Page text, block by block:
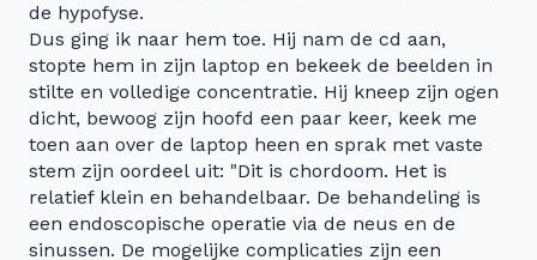
de hypofyse.
Dus ging ik naar hem toe. Hij nam de cd aan,
stopte hem in zijn laptop en bekeek de beelden in
stilte en volledige concentratie. Hij kneep zijn ogen
dicht, bewoog zijn hoofd een paar keer, keek me
toen aan over de laptop heen en sprak met vaste
stem zijn oordeel uit: "Dit is chordoom. Het is
relatief klein en behandelbaar. De behandeling is
een endoscopische operatie via de neus en de
sinussen. De mogelijke complicaties zijn een